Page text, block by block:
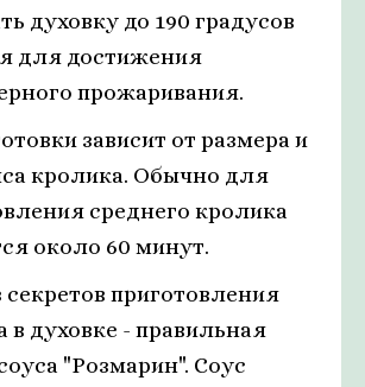
духовку до 190 градусов
для достижения
прожаривания.
зависит от размера и
кролика. Обычно для
среднего кролика
около 60 минут.
приготовления
в духовке - правильная
"Розмарин". Соус